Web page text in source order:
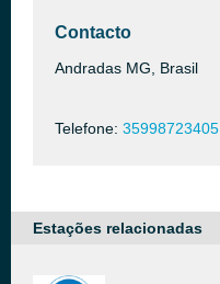
Contacto
Andradas MG, Brasil
Telefone: 35998723405
Estações relacionadas